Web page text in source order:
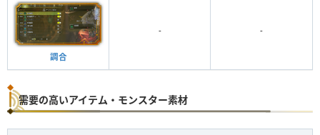
調合
- -
需要の高いアイテム・モンスター素材